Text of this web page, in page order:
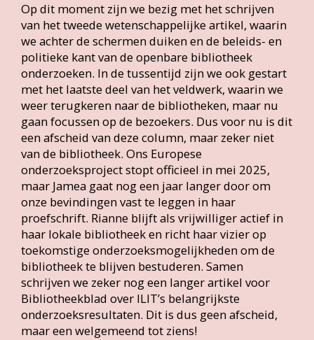
Op dit moment zijn we bezig met het schrijven
van het tweede wetenschappelijke artikel, waarin
we achter de schermen duiken en de beleids- en
politieke kant van de openbare bibliotheek
onderzoeken. In de tussentijd zijn we ook gestart
met het laatste deel van het veldwerk, waarin we
weer terugkeren naar de bibliotheken, maar nu
gaan focussen op de bezoekers. Dus voor nu is dit
een afscheid van deze column, maar zeker niet
van de bibliotheek. Ons Europese
onderzoeksproject stopt officieel in mei 2025,
maar Jamea gaat nog een jaar langer door om
onze bevindingen vast te leggen in haar
proefschrift. Rianne blijft als vrijwilliger actief in
haar lokale bibliotheek en richt haar vizier op
toekomstige onderzoeksmogelijkheden om de
bibliotheek te blijven bestuderen. Samen
schrijven we zeker nog een langer artikel voor
Bibliotheekblad over ILIT’s belangrijkste
onderzoeksresultaten. Dit is dus geen afscheid,
maar een welgemeend tot ziens!